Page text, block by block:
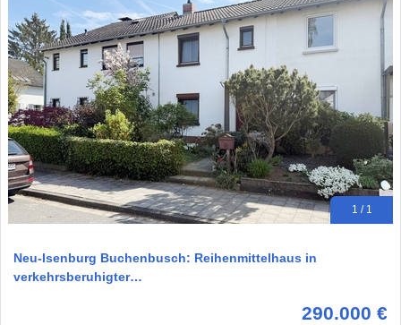
1 / 1
Neu-Isenburg Buchenbusch: Reihenmittelhaus in
verkehrsberuhigter…
290.000 €